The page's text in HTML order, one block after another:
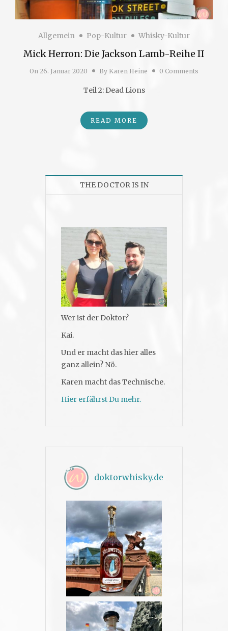
Allgemein Pop-Kultur Whisky-Kultur
Mick Herron: Die Jackson Lamb-Reihe II
On 26. Januar 2020 By Karen Heine 0 Comments
Teil 2: Dead Lions
READ MORE
THE DOCTOR IS IN
Wer ist der Doktor?
Kai.
Und er macht das hier alles
ganz allein? Nö.
Karen macht das Technische.
Hier erfährst Du mehr.
doktorwhisky.de